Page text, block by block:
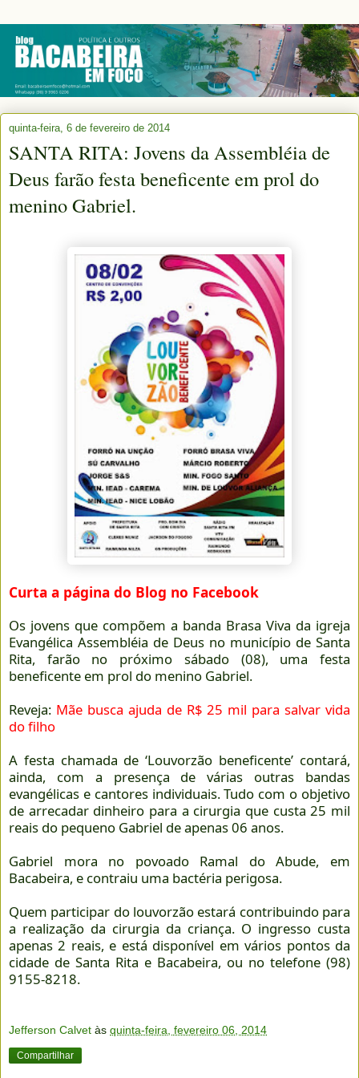
quinta-feira, 6 de fevereiro de 2014
SANTA RITA: Jovens da Assembléia de
Deus farão festa beneficente em prol do
menino Gabriel.
Curta a página do Blog no Facebook
Os jovens que compõem a banda Brasa Viva da igreja
Evangélica Assembléia de Deus no município de Santa
Rita, farão no próximo sábado (08), uma festa
beneficente em prol do menino Gabriel.
Reveja: Mãe busca ajuda de R$ 25 mil para salvar vida
do filho
A festa chamada de ‘Louvorzão beneficente’ contará,
ainda, com a presença de várias outras bandas
evangélicas e cantores individuais. Tudo com o objetivo
de arrecadar dinheiro para a cirurgia que custa 25 mil
reais do pequeno Gabriel de apenas 06 anos.
Gabriel mora no povoado Ramal do Abude, em
Bacabeira, e contraiu uma bactéria perigosa.
Quem participar do louvorzão estará contribuindo para
a realização da cirurgia da criança. O ingresso custa
apenas 2 reais, e está disponível em vários pontos da
cidade de Santa Rita e Bacabeira, ou no telefone (98)
9155-8218.
Jefferson Calvet às quinta-feira, fevereiro 06, 2014
Compartilhar